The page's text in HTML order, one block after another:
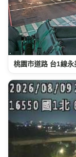
桃園市道路 台1線